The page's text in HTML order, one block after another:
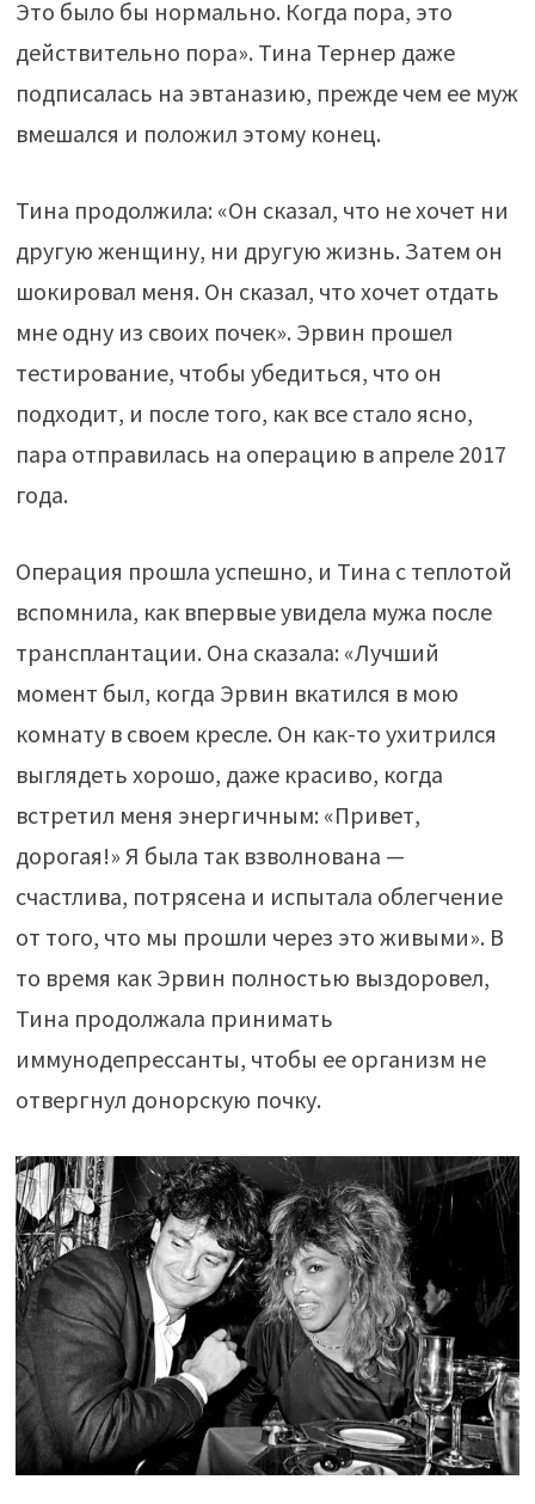
Это было бы нормально. Когда пора, это
действительно пора». Тина Тернер даже
подписалась на эвтаназию, прежде чем ее муж
вмешался и положил этому конец.
Тина продолжила: «Он сказал, что не хочет ни
другую женщину, ни другую жизнь. Затем он
шокировал меня. Он сказал, что хочет отдать
мне одну из своих почек». Эрвин прошел
тестирование, чтобы убедиться, что он
подходит, и после того, как все стало ясно,
пара отправилась на операцию в апреле 2017
года.
Операция прошла успешно, и Тина с теплотой
вспомнила, как впервые увидела мужа после
трансплантации. Она сказала: «Лучший
момент был, когда Эрвин вкатился в мою
комнату в своем кресле. Он как-то ухитрился
выглядеть хорошо, даже красиво, когда
встретил меня энергичным: «Привет,
дорогая!» Я была так взволнована —
счастлива, потрясена и испытала облегчение
от того, что мы прошли через это живыми». В
то время как Эрвин полностью выздоровел,
Тина продолжала принимать
иммунодепрессанты, чтобы ее организм не
отвергнул донорскую почку.